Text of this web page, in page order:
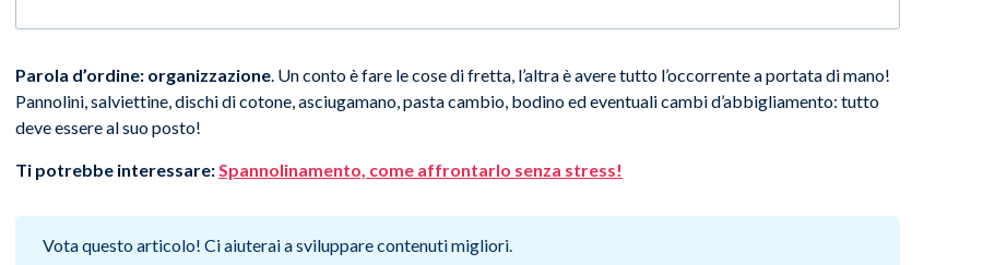
Parola d’ordine: organizzazione. Un conto è fare le cose di fretta, l’altra è avere tutto l’occorrente a portata di mano!
Pannolini, salviettine, dischi di cotone, asciugamano, pasta cambio, bodino ed eventuali cambi d’abbigliamento: tutto
deve essere al suo posto!
Ti potrebbe interessare:Spannolinamento, come affrontarlo senza stress!
Vota questo articolo! Ci aiuterai a sviluppare contenuti migliori.